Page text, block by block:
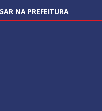
NA PREFEITURA